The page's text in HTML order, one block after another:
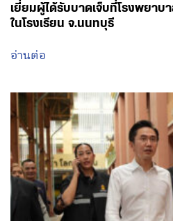
เยี่ยมผู้ได้รับบาดเจ็บที่โรงพยาบ
ในโรงเรียน จ.นนทบุรี
อ่านต่อ